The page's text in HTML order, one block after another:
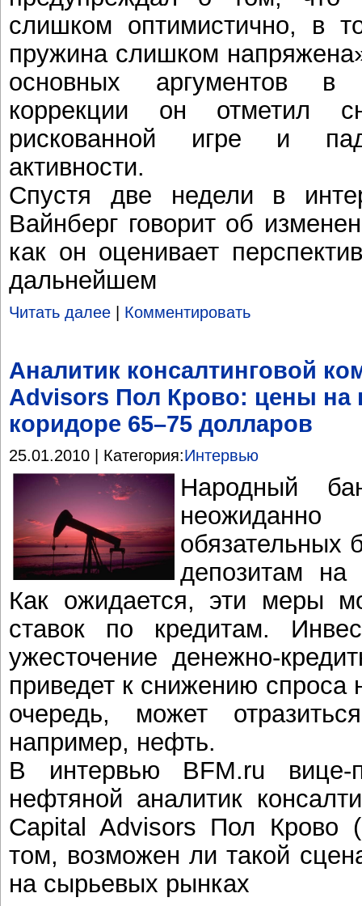
слишком оптимистично, в
пружина слишком
основных аргументов в
коррекции он отметил
рискованной игре и
активности.
Спустя две недели в
Вайнберг говорит об
как он оценивает
дальнейшем
Читать далее Комментировать
Аналитик консалтинговой
Advisors Пол Крово: цены на
коридоре 65–75 долларов
25.01.2010 | Категория:Интервью
Народный
обязательных
депозитам на
Как ожидается, эти меры
ставок по кредитам.
ужесточение денежно-
приведет к снижению
очередь, может
например, нефть.
В интервью BFM.ru вице-
нефтяной аналитик
Capital Advisors Пол Крово
том, возможен ли такой
на сырьевых рынках